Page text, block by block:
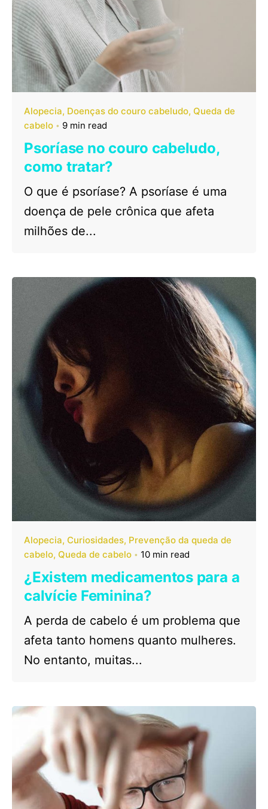
Alopecia Doenças do couro cabeludo Queda de
cabelo
9 min read
Psoríase no couro cabeludo,
como tratar?
O que é psoríase? A psoríase é uma
doença de pele crônica que afeta
milhões de...
Alopecia Curiosidades Prevenção da queda de
cabelo Queda de cabelo 10 min read
¿Existem medicamentos para a
calvície Feminina?
A perda de cabelo é um problema que
afeta tanto homens quanto mulheres.
No entanto, muitas...